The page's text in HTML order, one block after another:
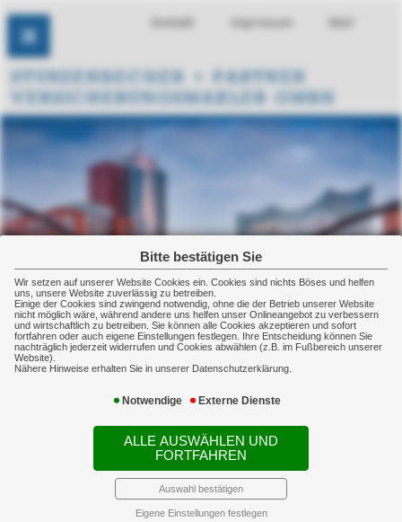
Bitte bestätigen Sie
Wir setzen auf unserer Website Cookies ein. Cookies sind nichts Böses und helfen
uns, unsere Website zuverlässig zu betreiben.
Einige der Cookies sind zwingend notwendig, ohne die der Betrieb unserer Website
nicht möglich wäre, während andere uns helfen unser Onlineangebot zu verbessern
und wirtschaftlich zu betreiben. Sie können alle Cookies akzeptieren und sofort
fortfahren oder auch eigene Einstellungen festlegen. Ihre Entscheidung können Sie
nachträglich jederzeit widerrufen und Cookies abwählen (z.B. im Fußbereich unserer
Website).
Nähere Hinweise erhalten Sie in unserer Datenschutzerklärung.
Notwendige Externe Dienste
ALLE AUSWÄHLEN UND
FORTFAHREN
Auswahl bestätigen
Eigene Einstellungen festlegen
Kontakt Impressum Mail